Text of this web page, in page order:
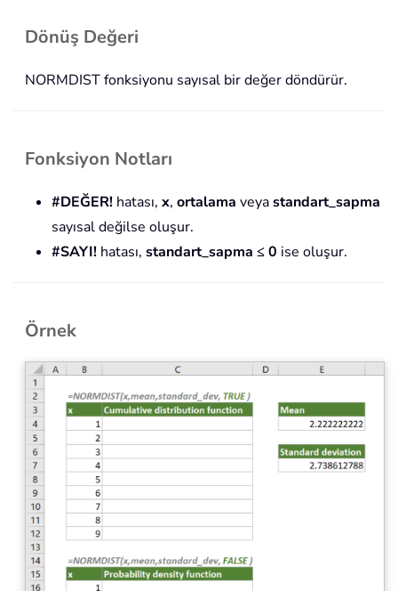
Dönüş Değeri
NORMDIST fonksiyonu sayısal bir değer döndürür.
Fonksiyon Notları
#DEĞER! hatası, x, ortalama veyastandart_sapma
sayısal değilse oluşur.
#SAYI! hatası, standart_sapma ≤ 0 ise oluşur.
Örnek